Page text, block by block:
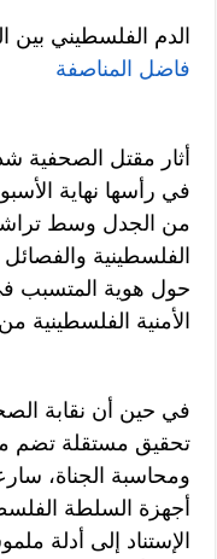
الدم الفلسطيني بين
فاضل المناصفة
أثار مقتل الصحفية
في رأسها نهاية
من الجدل وسط
الفلسطينية
حول هوية المتسبب في
الأمنية الفلسطينية
في حين أن نقابة
تحقيق مستقلة تضم
ومحاسبة الجناة،
أجهزة السلطة
الإستناد إلى أدلة